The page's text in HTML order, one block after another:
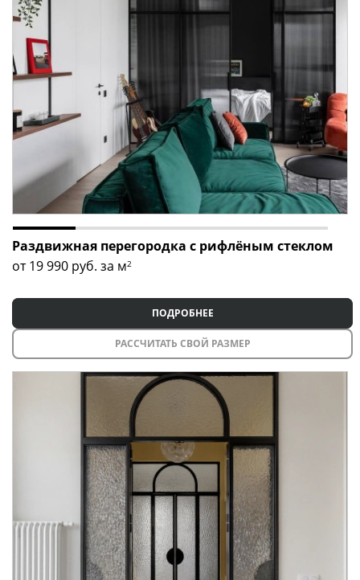
Раздвижная перегородка с рифлёным стеклом
от 19 990 руб. за м2
ПОДРОБНЕЕ
РАССЧИТАТЬ СВОЙ РАЗМЕР